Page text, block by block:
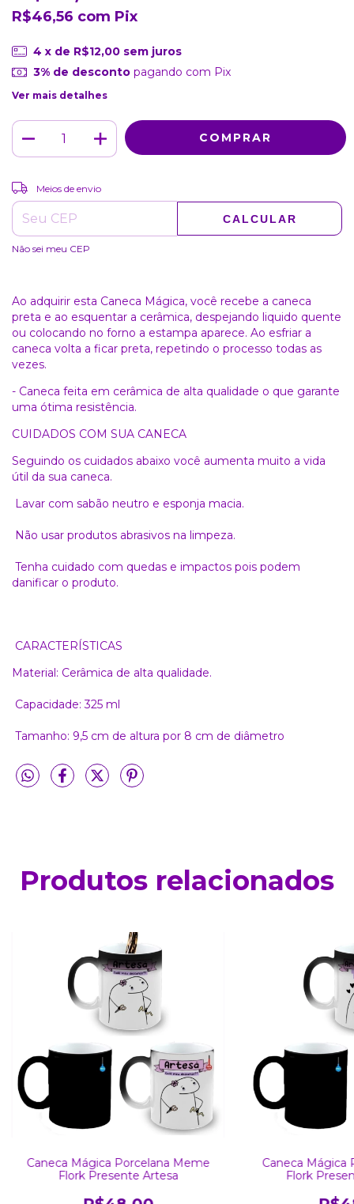
R$46,56 com Pix
4 x de R$12,00 sem juros
3% de descontopagando com Pix
Ver mais detalhes
Entregas para o CEP:
Meios de envio
CALCULAR
Não sei meu CEP
Ao adquirir esta Caneca Mágica, você recebe a caneca
preta e ao esquentar a cerâmica, despejando liquido quente
ou colocando no forno a estampa aparece. Ao esfriar a
caneca volta a ficar preta, repetindo o processo todas as
vezes.
- Caneca feita em cerâmica de alta qualidade o que garante
uma ótima resistência.
CUIDADOS COM SUA CANECA
Seguindo os cuidados abaixo você aumenta muito a vida
útil da sua caneca.
Lavar com sabão neutro e esponja macia.
Não usar produtos abrasivos na limpeza.
Tenha cuidado com quedas e impactos pois podem
danificar o produto.
CARACTERÍSTICAS
Material: Cerâmica de alta qualidade.
Capacidade: 325 ml
Tamanho: 9,5 cm de altura por 8 cm de diâmetro
Produtos relacionados
Caneca Mágica Porcelana Meme
Flork Presente Artesa
Caneca Mágica
Flork